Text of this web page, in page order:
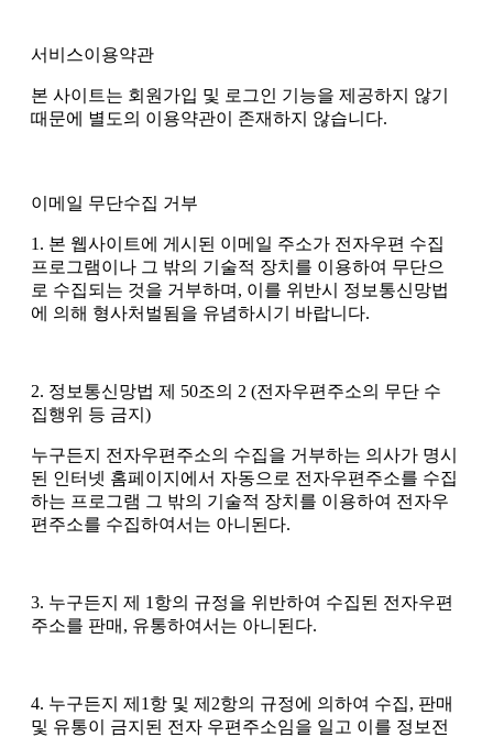
서비스이용약관
본 사이트는 회원가입 및 로그인 기능을 제공하지 않기
때문에 별도의 이용약관이 존재하지 않습니다.
이메일 무단수집 거부
1. 본 웹사이트에 게시된 이메일 주소가 전자우편 수집
프로그램이나 그 밖의 기술적 장치를 이용하여 무단으
로 수집되는 것을 거부하며, 이를 위반시 정보통신망법
에 의해 형사처벌됨을 유념하시기 바랍니다.
2. 정보통신망법 제 50조의 2 (전자우편주소의 무단 수
집행위 등 금지)
누구든지 전자우편주소의 수집을 거부하는 의사가 명시
된 인터넷 홈페이지에서 자동으로 전자우편주소를 수집
하는 프로그램 그 밖의 기술적 장치를 이용하여 전자우
편주소를 수집하여서는 아니된다.
3. 누구든지 제 1항의 규정을 위반하여 수집된 전자우편
주소를 판매, 유통하여서는 아니된다.
4. 누구든지 제1항 및 제2항의 규정에 의하여 수집, 판매
및 유통이 금지된 전자 우편주소임을 일고 이를 정보전